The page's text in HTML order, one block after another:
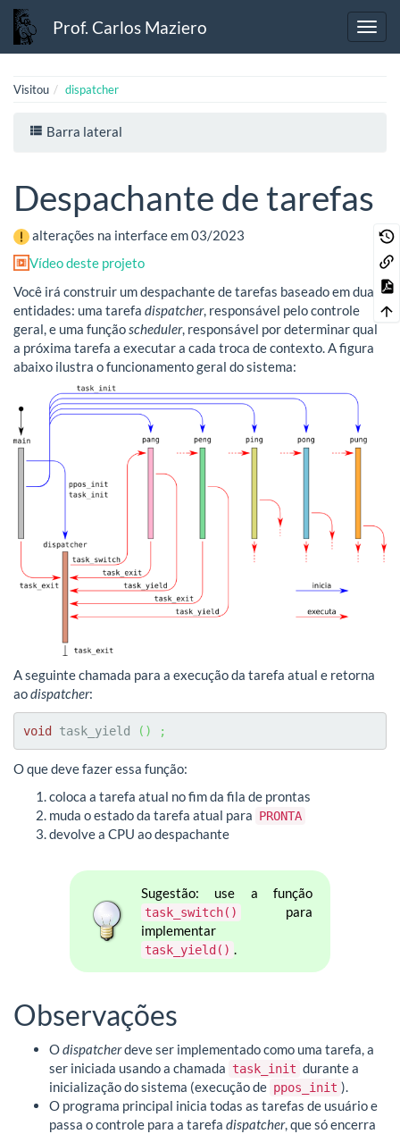
Prof. Carlos Maziero
Visitou dispatcher
Barra lateral
Despachante de tarefas
alterações na interface em 03/2023
Vídeo deste projeto
Você irá construir um despachante de tarefas baseado em duas
entidades: uma tarefa dispatcher, responsável pelo controle
geral, e uma funçãoscheduler, responsável por determinar qual
a próxima tarefa a executar a cada troca de contexto. A figura
abaixo ilustra o funcionamento geral do sistema:
A seguinte chamada para a execução da tarefa atual e retorna
aodispatcher:
void task_yield ( ) ;
O que deve fazer essa função:
coloca a tarefa atual no fim da fila de prontas
muda o estado da tarefa atual para PRONTA
devolve a CPU ao despachante
Sugestão: use a função
task_switch()
para
implementar
task_yield() .
Observações
Odispatcherdeve ser implementado como uma tarefa, a
ser iniciada usando a chamada task_init durante a
inicialização do sistema (execução de ppos_init ).
O programa principal inicia todas as tarefas de usuário e
passa o controle para a tarefa dispatcher, que só encerra